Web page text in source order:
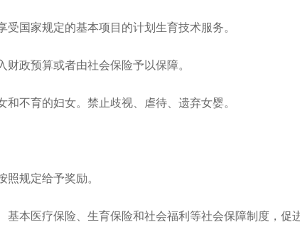
国家规定的基本项目的计划生育技术服务。
政预算或者由社会保险予以保障。
不育的妇女。禁止歧视、虐待、遗弃女婴。
规定给予奖励。
医疗保险、生育保险和社会福利等社会保障制度，促进